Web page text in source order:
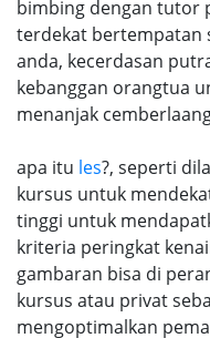
bimbing dengan tutor
terdekat bertempatan
anda, kecerdasan
kebanggan orangtua
menanjak
apa itu les?, seperti
kursus untuk
tinggi untuk
kriteria peringkat
gambaran bisa di
kursus atau privat
mengoptimalkan